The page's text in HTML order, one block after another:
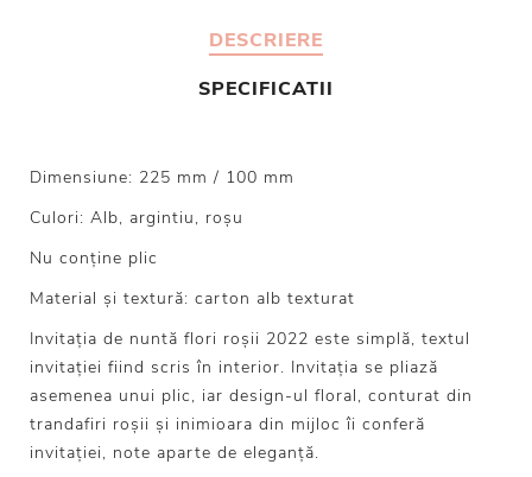
DESCRIERE
SPECIFICATII
Dimensiune: 225 mm / 100 mm
Culori: Alb, argintiu, roșu
Nu conține plic
Material și textură: carton alb texturat
Invitația de nuntă flori roșii 2022 este simplă, textul
invitației fiind scris în interior. Invitația se pliază
asemenea unui plic, iar design-ul floral, conturat din
trandafiri roșii și inimioara din mijloc îi conferă
invitației, note aparte de eleganță.